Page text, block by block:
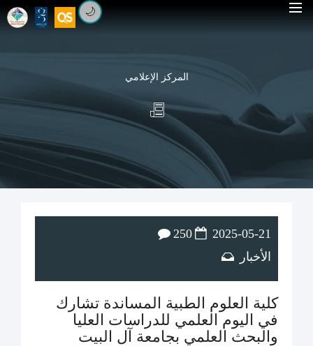
🌙
المركز الإعلامي
2025-05-21
الأخبار
250
كلية العلوم الطبية المساندة تشارك
في اليوم العلمي للدراسات العليا
والبحث العلمي بجامعة آل البيت